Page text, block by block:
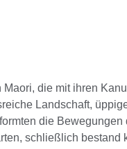
die mit ihren
Landschaft,
die Bewegungen
schließlich bestand